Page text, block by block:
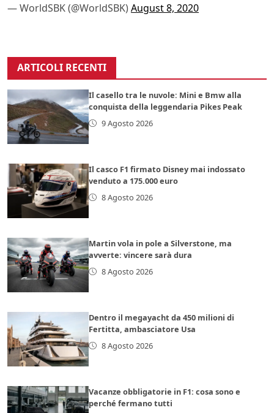
— WorldSBK (@WorldSBK)August 8, 2020
ARTICOLI RECENTI
Il casello tra le nuvole: Mini e Bmw alla
conquista della leggendaria Pikes Peak
9 Agosto 2026
Il casco F1 firmato Disney mai indossato
venduto a 175.000 euro
8 Agosto 2026
Martin vola in pole a Silverstone, ma
avverte: vincere sarà dura
8 Agosto 2026
Dentro il megayacht da 450 milioni di
Fertitta, ambasciatore Usa
8 Agosto 2026
Vacanze obbligatorie in F1: cosa sono e
perché fermano tutti